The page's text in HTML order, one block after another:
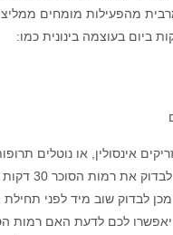
מהפעילות מומחים
אינסולין, או נוטלים
בסוכרת, מומלץ לבדוק את
לבדוק שוב מיד לפני תחילת
לכם לדעת האם רמות